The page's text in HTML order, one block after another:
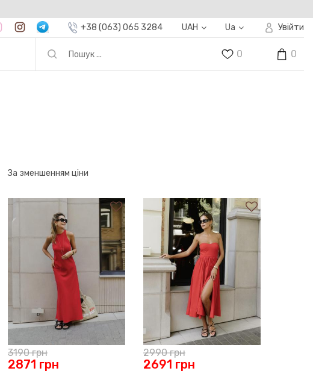
+38 (063) 065 3284 UAH Ua Увійти
0 0
За зменшенням ціни
3190грн
2871 грн
2990грн
2691 грн